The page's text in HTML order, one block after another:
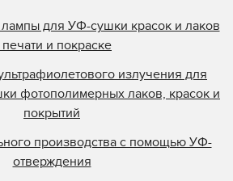
для УФ-сушки красок и лаков
печати и покраске
излучения для
фотополимерных лаков, красок и
покрытий
производства с помощью УФ-
отверждения